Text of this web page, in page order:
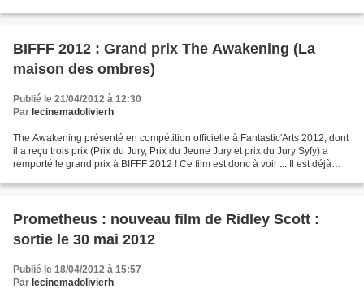
BIFFF 2012 : Grand prix The Awakening (La
maison des ombres)
Publié le 21/04/2012 à 12:30
Par lecinemadolivierh
The Awakening présenté en compétition officielle à Fantastic'Arts 2012, dont
il a reçu trois prix (Prix du Jury, Prix du Jeune Jury et prix du Jury Syfy) a
remporté le grand prix à BIFFF 2012 ! Ce film est donc à voir ... Il est déjà
Prometheus : nouveau film de Ridley Scott :
sortie le 30 mai 2012
Publié le 18/04/2012 à 15:57
Par lecinemadolivierh